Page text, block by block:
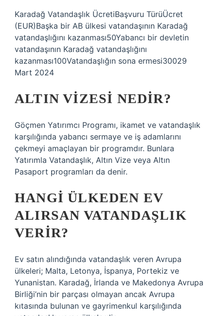
Karadağ Vatandaşlık ÜcretiBaşvuru TürüÜcret
(EUR)Başka bir AB ülkesi vatandaşının Karadağ
vatandaşlığını kazanması50Yabancı bir devletin
vatandaşının Karadağ vatandaşlığını
kazanması100Vatandaşlığın sona ermesi30029
Mart 2024
ALTIN VIZESI NEDIR?
Göçmen Yatırımcı Programı, ikamet ve vatandaşlık
karşılığında yabancı sermaye ve iş adamlarını
çekmeyi amaçlayan bir programdır. Bunlara
Yatırımla Vatandaşlık, Altın Vize veya Altın
Pasaport programları da denir.
HANGI ÜLKEDEN EV
ALIRSAN VATANDAŞLIK
VERIR?
Ev satın alındığında vatandaşlık veren Avrupa
ülkeleri; Malta, Letonya, İspanya, Portekiz ve
Yunanistan. Karadağ, İrlanda ve Makedonya Avrupa
Birliği’nin bir parçası olmayan ancak Avrupa
kıtasında bulunan ve gayrimenkul karşılığında